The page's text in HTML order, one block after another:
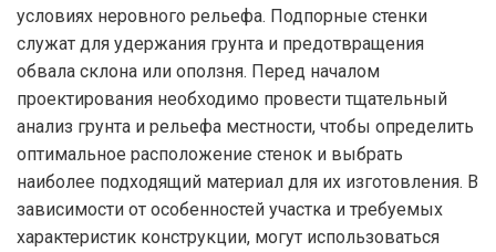
условиях неровного рельефа. Подпорные стенки
служат для удержания грунта и предотвращения
обвала склона или оползня. Перед началом
проектирования необходимо провести тщательный
анализ грунта и рельефа местности, чтобы определить
оптимальное расположение стенок и выбрать
наиболее подходящий материал для их изготовления. В
зависимости от особенностей участка и требуемых
характеристик конструкции, могут использоваться